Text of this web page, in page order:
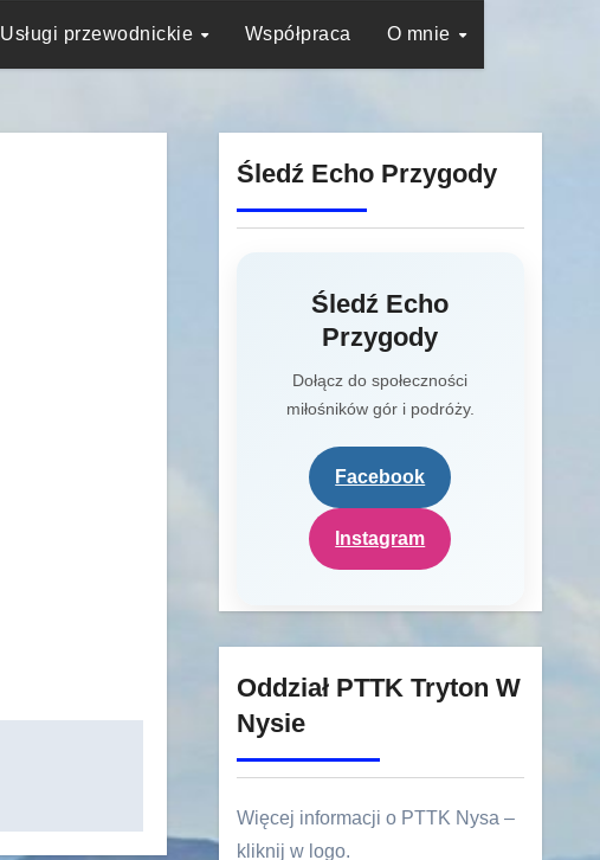
Usługi przewodnickie Współpraca O mnie
Śledź Echo Przygody
Śledź Echo
Przygody
Dołącz do społeczności
miłośników gór i podróży.
Facebook
Instagram
Oddział PTTK Tryton W
Nysie
Więcej informacji o PTTK Nysa –
kliknij w logo.